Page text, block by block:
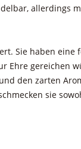
allerdings
Sie haben eine
Ehre gereichen
den zarten
sie